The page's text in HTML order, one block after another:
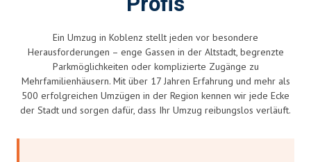
Ein Umzug in Koblenz stellt jeden vor besondere
Herausforderungen – enge Gassen in der Altstadt, begrenzte
Parkmöglichkeiten oder komplizierte Zugänge zu
Mehrfamilienhäusern. Mit über 17 Jahren Erfahrung und mehr als
500 erfolgreichen Umzügen in der Region kennen wir jede Ecke
der Stadt und sorgen dafür, dass Ihr Umzug reibungslos verläuft.